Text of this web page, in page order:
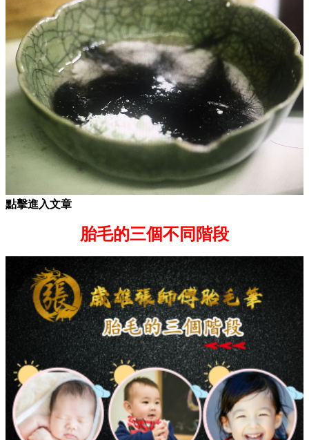
點擊進入文章
胎毛的三個不同階段